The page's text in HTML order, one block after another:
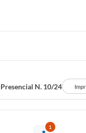
N. 10/24
1